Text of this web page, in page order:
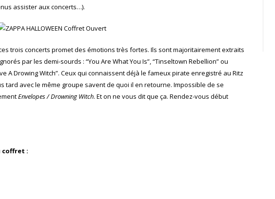
assister aux concerts…).
trois concerts promet des émotions très fortes. Ils sont majoritairement extraits
par les demi-sourds : “You Are What You Is”, “Tinseltown Rebellion” ou
A Drowing Witch”. Ceux qui connaissent déjà le fameux pirate enregistré au Ritz
tard avec le même groupe savent de quoi il en retourne. Impossible de se
Envelopes / Drowning Witch. Et on ne vous dit que ça. Rendez-vous début
coffret :